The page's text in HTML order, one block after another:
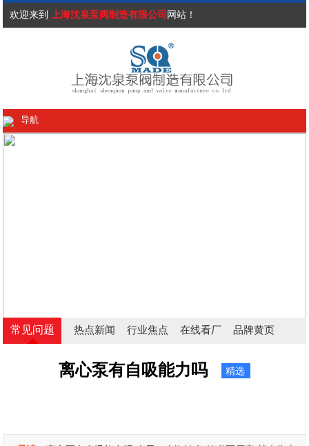
欢迎来到 上海沈泉泵阀制造有限公司 网站！
导航
常见问题 热点新闻 行业焦点 在线看厂 品牌黄页
离心泵有自吸能力吗 精选